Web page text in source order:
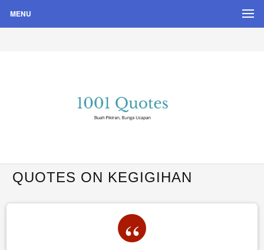
MENU
Quote Hari Puisi
QUOTES ON KEGIGIHAN